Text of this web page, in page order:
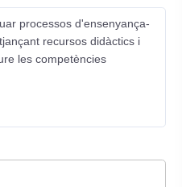
processos d'ensenyança-
recursos didàctics i
les competències